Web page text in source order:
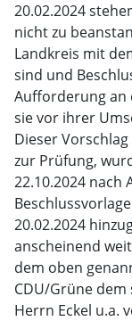
20.02.2024
nicht zu
Landkreis mit
sind und
Aufforderung an
sie vor ihrer
Dieser
zur Prüfung,
22.10.2024 nach
20.02.2024
anscheinend
dem oben
CDU/Grüne
Herrn Eckel u.a.